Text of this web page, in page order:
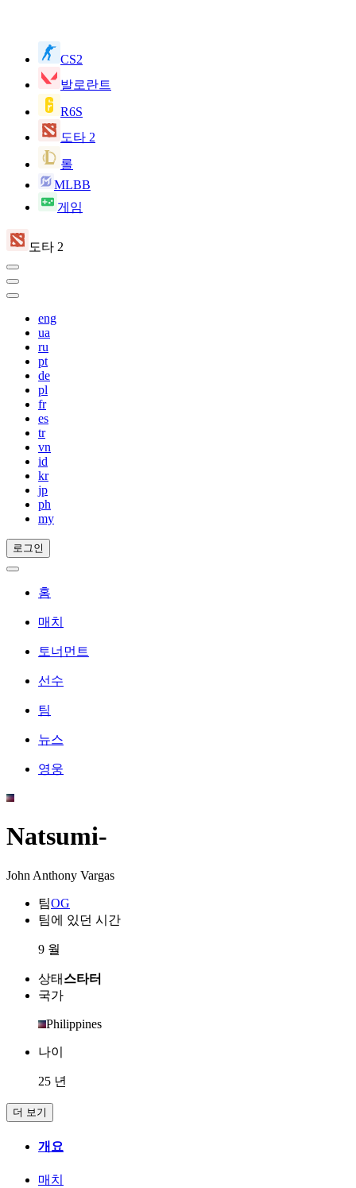
CS2
발로란트
R6S
도타 2
롤
MLBB
게임
도타 2
eng
ua
ru
pt
de
pl
fr
es
tr
vn
id
kr
jp
ph
my
로그인
홈
매치
토너먼트
선수
팀
뉴스
영웅
Natsumi-
John Anthony Vargas
팀OG
팀에 있던 시간
9 월
상태 스타터
국가
Philippines
나이
25 년
더 보기
개요
매치